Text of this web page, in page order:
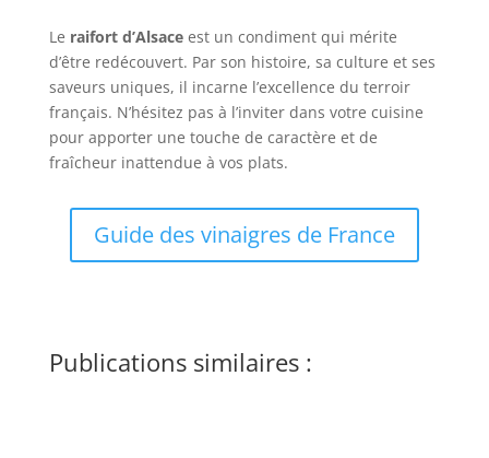
Le raifort d’Alsaceest un condiment qui mérite
d’être redécouvert. Par son histoire, sa culture et ses
saveurs uniques, il incarne l’excellence du terroir
français. N’hésitez pas à l’inviter dans votre cuisine
pour apporter une touche de caractère et de
fraîcheur inattendue à vos plats.
Guide des vinaigres de France
Publications similaires :